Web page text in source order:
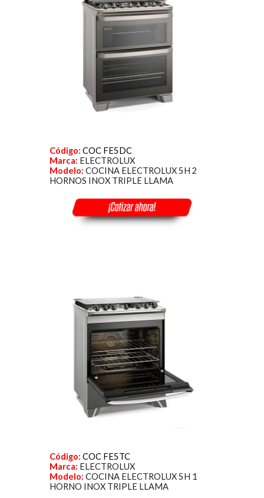
Código: COC FE5DC
Marca: ELECTROLUX
Modelo:COCINA ELECTROLUX 5H 2
HORNOS INOX TRIPLE LLAMA
Código: COC FE5TC
Marca: ELECTROLUX
Modelo:COCINA ELECTROLUX 5H 1
HORNO INOX TRIPLE LLAMA